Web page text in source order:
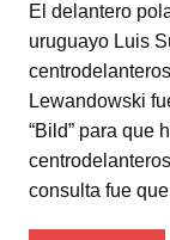
tt
er
at
s
A
p
p
El delantero
uruguayo Luis
Lewandowski
“Bild” para que
consulta fue